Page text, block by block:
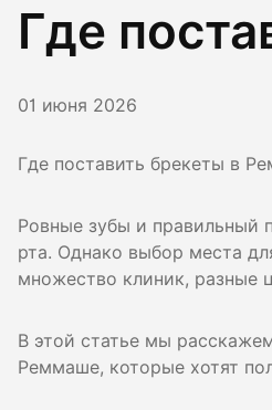
Где
01 июня 2026
Где поставить брекеты в
Ровные зубы и правильный
рта. Однако выбор места
множество клиник, разные
В этой статье мы
Реммаше, которые хотят